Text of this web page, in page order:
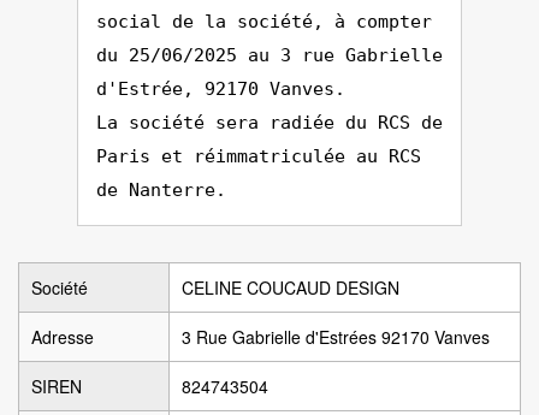
social de la société, à compter
du 25/06/2025 au 3 rue Gabrielle
d'Estrée, 92170 Vanves.
La société sera radiée du RCS de
Paris et réimmatriculée au RCS
de Nanterre.
Société CELINE COUCAUD DESIGN
Adresse 3 Rue Gabrielle d'Estrées 92170 Vanves
SIREN 824743504